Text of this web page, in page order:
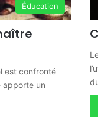
Éducation
est confronté
apporte un